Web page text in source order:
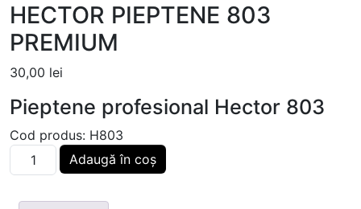
HECTOR PIEPTENE 803
PREMIUM
30,00 lei
Pieptene profesional Hector 803
Cod produs: H803
Cantitate HECTOR PIEPTENE 803 PREMIUM
Adaugă în coș